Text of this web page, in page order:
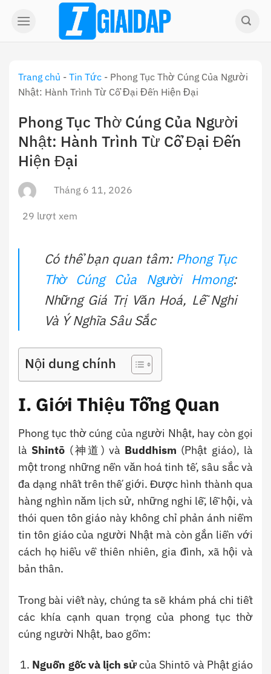
Trang chủ - Tin Tức - Phong Tục Thờ Cúng Của Người
Nhật: Hành Trình Từ Cổ Đại Đến Hiện Đại
Phong Tục Thờ Cúng Của Người
Nhật: Hành Trình Từ Cổ Đại Đến
Hiện Đại
Tháng 6 11, 2026
29 lượt xem
Có thể bạn quan tâm: Phong Tục
Thờ Cúng Của Người Hmong:
Những Giá Trị Văn Hoá, Lễ Nghi
Và Ý Nghĩa Sâu Sắc
Nội dung chính
I. Giới Thiệu Tổng Quan
Phong tục thờ cúng của người Nhật, hay còn gọi
là Shintō (神道) và Buddhism (Phật giáo), là
một trong những nền văn hoá tinh tế, sâu sắc và
đa dạng nhất trên thế giới. Được hình thành qua
hàng nghìn năm lịch sử, những nghi lễ, lễ hội, và
thói quen tôn giáo này không chỉ phản ánh niềm
tin tôn giáo của người Nhật mà còn gắn liền với
cách họ hiểu về thiên nhiên, gia đình, xã hội và
bản thân.
Trong bài viết này, chúng ta sẽ khám phá chi tiết
các khía cạnh quan trọng của phong tục thờ
cúng người Nhật, bao gồm:
Nguồn gốc và lịch sửcủa Shintō và Phật giáo